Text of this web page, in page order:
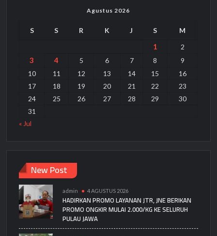
Agustus 2026
S S R K J S M
1 2
3 4 5 6 7 8
9
10
11 12 13 14 15
16
17
18 19 20 21 22
23
24
25 26 27 28 29
30
31
« Jul
New Post
admin 4 AGUSTUS 2026
HADIRKAN PROMO LAYANAN JTR, JNE BERIKAN
PROMO ONGKIR MULAI 2.000/KG KE SELURUH
PULAU JAWA